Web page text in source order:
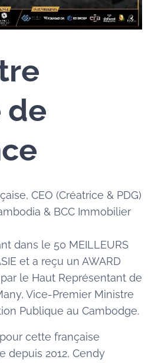
de
CEO (Créatrice & PDG)
& BCC Immobilier
dans le 50 MEILLEURS
et a reçu un AWARD
par le Haut Représentant de
Vice-Premier Ministre
Publique au Cambodge.
cette française
depuis 2012, Cendy